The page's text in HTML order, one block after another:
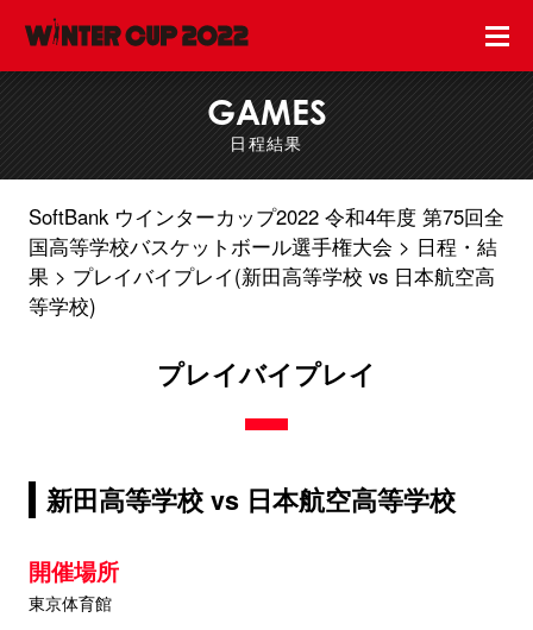
GAMES
日程結果
SoftBank ウインターカップ2022 令和4年度 第75回全
国高等学校バスケットボール選手権大会
日程・結
果
プレイバイプレイ(新田高等学校 vs 日本航空高
等学校)
プレイバイプレイ
新田高等学校 vs 日本航空高等学校
開催場所
東京体育館